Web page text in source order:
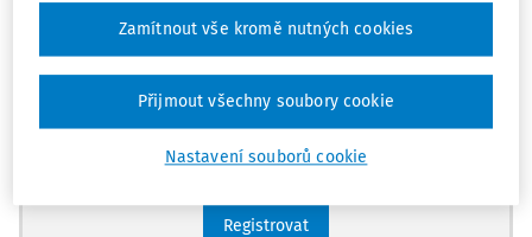
Díky tomu získáte
Všechny placené články na webu
Ucelený přehled pracovních situací
Archiv časopisů
Registrovat
Nastavení souborů cookie
Zamítnout vše kromě nutných cookies
Přijmout všechny soubory cookie